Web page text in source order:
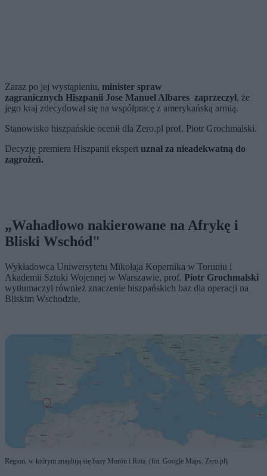
Zaraz po jej wystąpieniu, minister spraw
zagranicznych Hiszpanii Jose Manuel Albares zaprzeczył, że
jego kraj zdecydował się na współpracę z amerykańską armią.
Stanowisko hiszpańskie ocenił dla Zero.pl prof. Piotr Grochmalski.
Decyzję premiera Hiszpanii ekspert uznał za nieadekwatną do
zagrożeń.
„Wahadłowo nakierowane na Afrykę i
Bliski Wschód"
Wykładowca Uniwersytetu Mikołaja Kopernika w Toruniu i
Akademii Sztuki Wojennej w Warszawie, prof. Piotr Grochmalski
wytłumaczył również znaczenie hiszpańskich baz dla operacji na
Bliskim Wschodzie.
Region, w którym znajdują się bazy Morón i Rota. (fot. Google Maps, Zero.pl)